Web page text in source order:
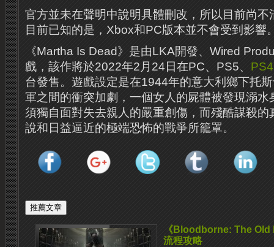
官方並未在聲明中說明具體刪改，所以目前尚不
目前已知的是，Xbox和PC版本並不會受到影響
《Martha Is Dead》是由LKA開發、Wired
戲，該作將於2022年2月24日在PC、PS5、 PS4
台發售。遊戲設定是在1944年的意大利鄉下托
軍之間的衝突加劇，一個女人的屍體被發現溺水
須獨自面對失去親人的嚴重創傷，而殘酷謀殺
說和日益逼近的極端恐怖的戰爭所籠罩。
《Bloodborne: The
流程攻略